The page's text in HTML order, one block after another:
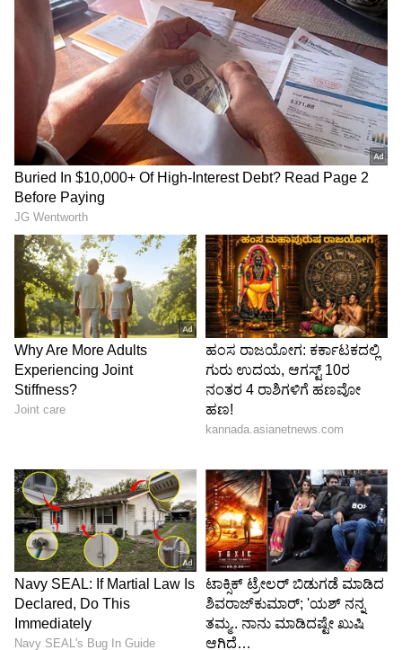
ಸಾಮಾಜಿಕ ಕಾರ್ಯಕರ್ತ ದಿನೇಶ್‌ ಕಲ್ಲಹಳ್ಳಿ ದೂರು
ಕಿಶನ್ ಮತ್ತು ನಿವೇದಿತಾ ಗೌಡ ವಿರುದ್ಧ ಸಾಮಾಜಿಕ
ಕಾರ್ಯಕರ್ತ ದಿನೇಶ್‌ ಕಲ್ಲಹಳ್ಳಿ ಅವರು ಪ್ರಧಾನ ಮುಖ್ಯ
ಅರಣ್ಯ ಸಂರಕ್ಷಣಾಧಿಕಾರಿ ಮತ್ತು ಮುಖ್ಯ ವನ್ಯಜೀವಿ
ಪರಿಪಾಲಕರಿಗೆ ದೂರು ನೀಡಿದ್ದಾರೆ. ಕಿಶನ್‌ ಮತ್ತು ನಿವೇದಿತಾ
ಗೌಡ ಅವರು ನವಿಲುಗರಿಗಳು ಇದ್ದಂಥ ಉಡುಪು ಧರಿಸಿ ರೀಲ್ಸ್‌
ಮಾಡಿ, ಅದನ್ನು ತಮ್ಮ ಸಾಮಾಜಿಕ ಜಾಲತಾಣದಲ್ಲಿ
ಪ್ರಕಟಿಸಿದ್ದರು.
5
6
ದಿನೇಶ್ ಕಲ್ಲಹಳ್ಳಿ ದೂರಿನಲ್ಲಿ ಏನಿದೆ?
ನವಿಲು ರಾಷ್ಟ್ರೀಯ ಪಕ್ಷಿಯಾಗಿದ್ದು, ಸಂರಕ್ಷಿತ ಪ್ರಭೇದವಾಗಿದೆ.
ಅವುಗಳ ಗರಿಗಳನ್ನು ಉಡುಪಿನಲ್ಲಿ ಅಳವಡಿಸಿದ್ದು,
ಅನುಮಾನಕ್ಕೆ ಕಾರಣವಾಗಿದೆ. ಅಷ್ಟು ದೊಡ್ಡ ಪ್ರಮಾಣದ
ನವಿಲು ಗರಿ ಎಲ್ಲಿಂದ ಬಂತು, ಅವುಗಳನ್ನು ಕಾನೂನು ಬದ್ಧವಾಗಿ
ಪಡೆಯಲಾಗಿದೆಯೇ? ಆ ಗರಿಗಳ ಮೂಲ ಯಾವುದು ಎಂಬ
ಕುರಿತು ಸಮಗ್ರ ತನಿಖೆ ನಡೆಸುವ ಅಗತ್ಯವಿದೆ. ಹೀಗಾಗಿ